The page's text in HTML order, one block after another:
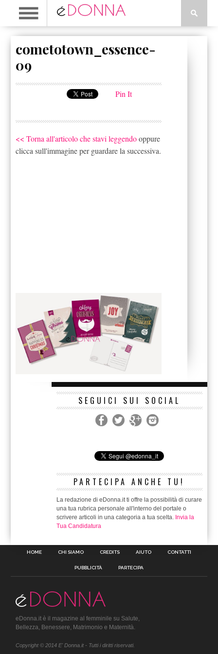
cometotown_essence-
09
Pin It
<< Torna all'articolo che stavi leggendooppure
clicca sull'immagine per guardare la successiva.
SEGUICI SUI SOCIAL
PARTECIPA ANCHE TU!
La redazione di eDonna.it ti offre la possibilità di curare
una tua rubrica personale all'interno del portale o
scrivere articoli in una categoria a tua scelta. Invia la
Tua Candidatura
HOME CHI SIAMO CREDITS AIUTO CONTATTI
PUBBLICITÀ PARTECIPA
eDonna.it è il magazine al femminile su Salute,
Bellezza, Benessere, Matrimonio e Maternità.
Copyright © 2014 E' Donna.it - Tutti i diritti riservati.